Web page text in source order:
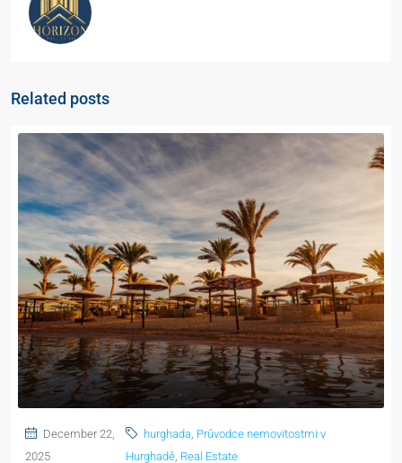
Related posts
December 22,
2025
hurghada, Průvodce nemovitostmi v
Hurghadě, Real Estate